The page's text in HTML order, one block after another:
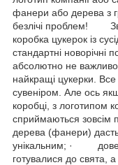
фанери або дерева з
безлічі проблем!
коробка цукерок із
стандартні новорічні
абсолютно не
найкращі цукерки.
сувеніром. Але ось
коробці, з логотипом
сприймаються
дерева (фанери)
унікальним; ·
готувалися до свята,